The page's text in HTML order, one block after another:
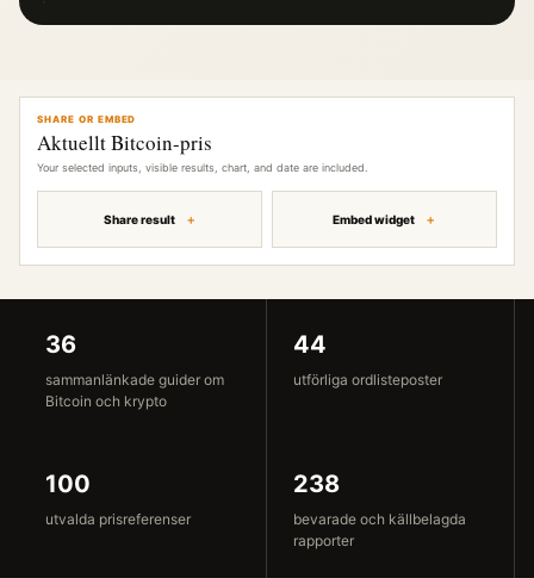
SHARE OR EMBED
Aktuellt Bitcoin-pris
Your selected inputs, visible results, chart, and date are included.
Share result Embed widget
36
sammanlänkade guider om
Bitcoin och krypto
44
utförliga ordlisteposter
100
utvalda prisreferenser
238
bevarade och källbelagda
rapporter